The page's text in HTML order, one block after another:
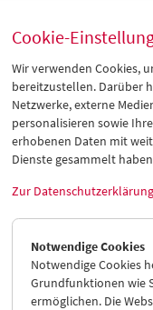
Cookie-
Wir verwenden Cookies,
bereitzustellen. Darüber
Netzwerke, externe
personalisieren sowie
erhobenen Daten mit
Dienste gesammelt
Zur Datenschutzerklärung
Notwendige Cookies
Notwendige Cookies
Grundfunktionen wie
ermöglichen. Die